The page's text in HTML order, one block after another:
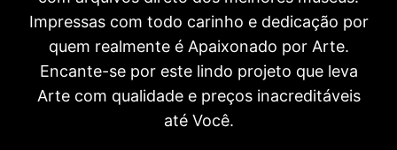
Impressas com todo carinho e dedicação por
quem realmente é Apaixonado por Arte.
Encante-se por este lindo projeto que leva
Arte com qualidade e preços inacreditáveis
até Você.